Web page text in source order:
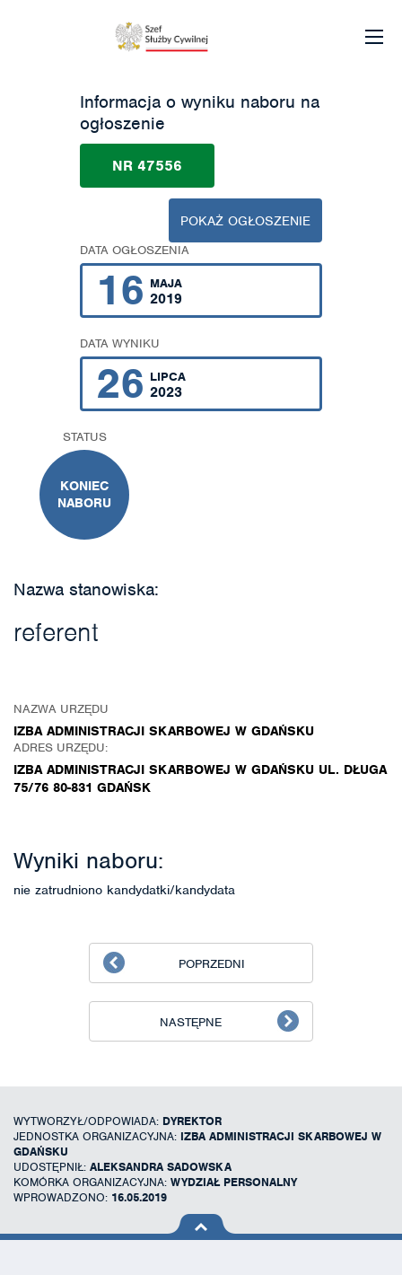
Informacja o wyniku naboru na
ogłoszenie
NR 47556
POKAŻ OGŁOSZENIE
DATA OGŁOSZENIA
16 MAJA
2019
DATA WYNIKU
26 LIPCA
2023
STATUS
KONIEC
NABORU
Nazwa stanowiska:
referent
NAZWA URZĘDU
IZBA ADMINISTRACJI SKARBOWEJ W GDAŃSKU
ADRES URZĘDU:
IZBA ADMINISTRACJI SKARBOWEJ W GDAŃSKU UL. DŁUGA
75/76 80-831 GDAŃSK
Wyniki naboru:
nie zatrudniono kandydatki/kandydata
POPRZEDNI
NASTĘPNE
WYTWORZYŁ/ODPOWIADA: DYREKTOR
JEDNOSTKA ORGANIZACYJNA: IZBA ADMINISTRACJI SKARBOWEJ W
GDAŃSKU
UDOSTĘPNIŁ: ALEKSANDRA SADOWSKA
KOMÓRKA ORGANIZACYJNA: WYDZIAŁ PERSONALNY
WPROWADZONO: 16.05.2019
na górę